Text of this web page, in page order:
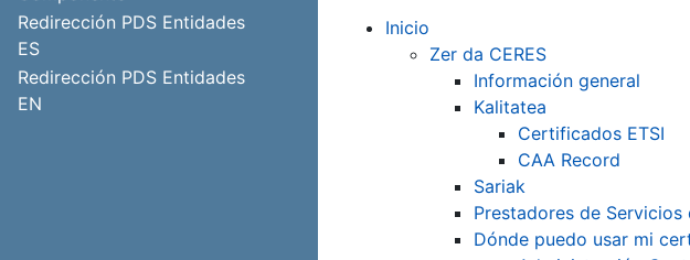
Redirección PDS Entidades
ES
Redirección PDS Entidades
EN
Inicio
Zer da CERES
Información general
Kalitatea
Certificados ETSI
CAA Record
Sariak
Prestadores de
Dónde puedo usar mi